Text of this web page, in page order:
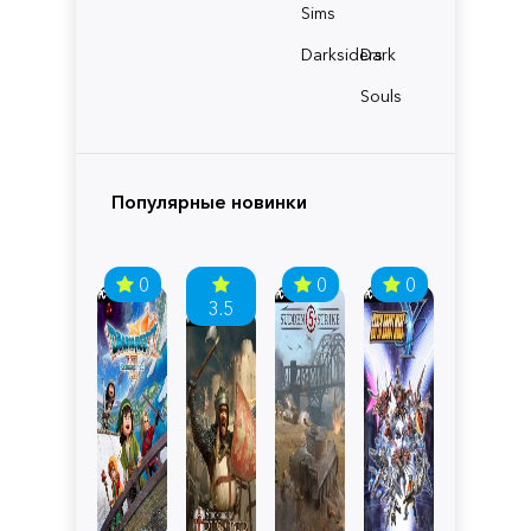
Sims
Darksiders
Dark
Souls
Популярные новинки
0
3.5
0 0